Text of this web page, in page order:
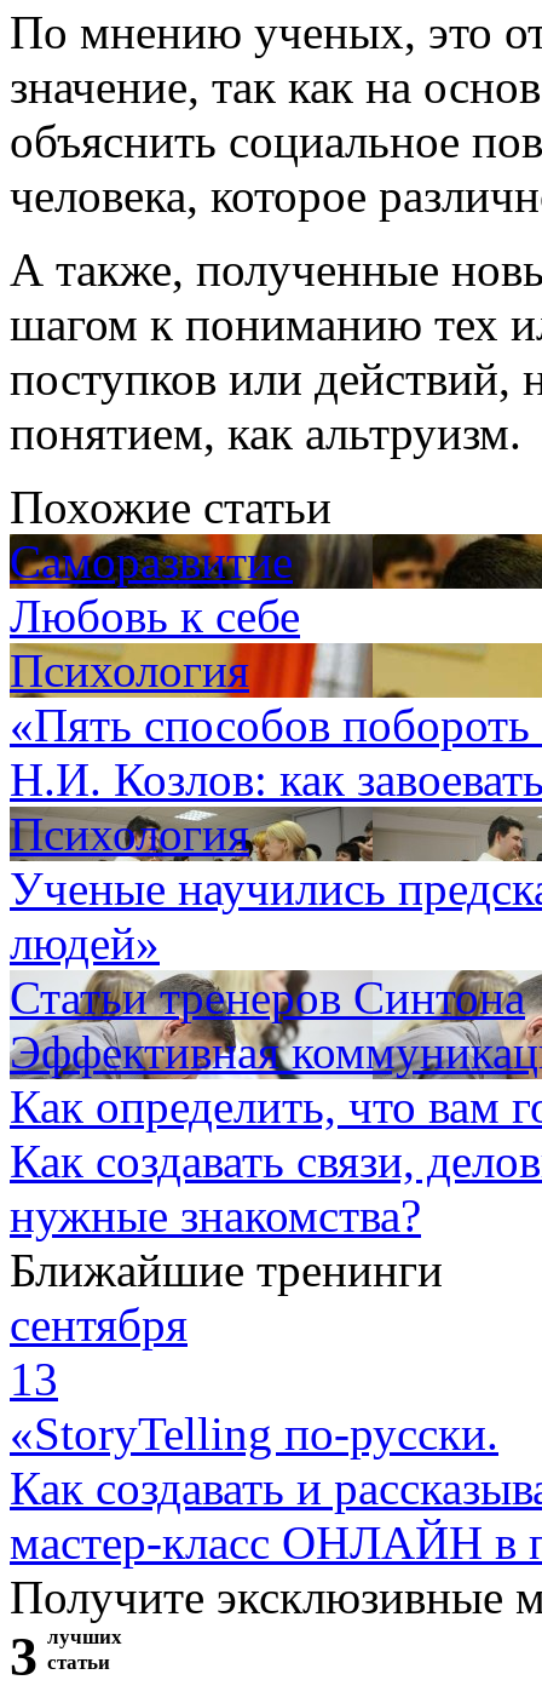
По мнению ученых, это
значение, так как на
объяснить социальное
человека, которое
А также, полученные
шагом к пониманию тех
поступков или действий,
понятием, как альтруизм.
Похожие статьи
Саморазвитие
Любовь к себе
Психология
«Пять способов побороть
Н.И. Козлов: как
Психология
Ученые научились
людей»
Статьи тренеров Синтона
Эффективная
Как определить, что вам
Как создавать связи,
нужные знакомства?
Ближайшие тренинги
сентября
13
«StoryTelling по-русски.
Как создавать и
мастер-класс ОНЛАЙН в
Получите эксклюзивные
3 лучших
статьи